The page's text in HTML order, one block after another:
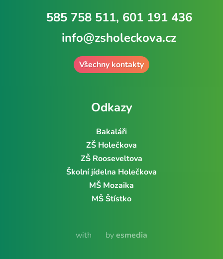
585 758 511, 601 191 436
info@zsholeckova.cz
Všechny kontakty
Odkazy
Bakaláři
ZŠ Holečkova
ZŠ Rooseveltova
Školní jídelna Holečkova
MŠ Mozaika
MŠ Štístko
with byesmedia